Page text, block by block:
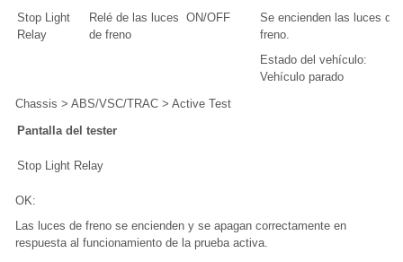
Stop Light
Relay
Relé de las luces
de freno
ON/OFF
Se encienden las luces de
freno.
Estado del vehículo:
Vehículo parado
Chassis > ABS/VSC/TRAC > Active Test
Pantalla del tester
Stop Light Relay
OK:
Las luces de freno se encienden y se apagan correctamente en
respuesta al funcionamiento de la prueba activa.